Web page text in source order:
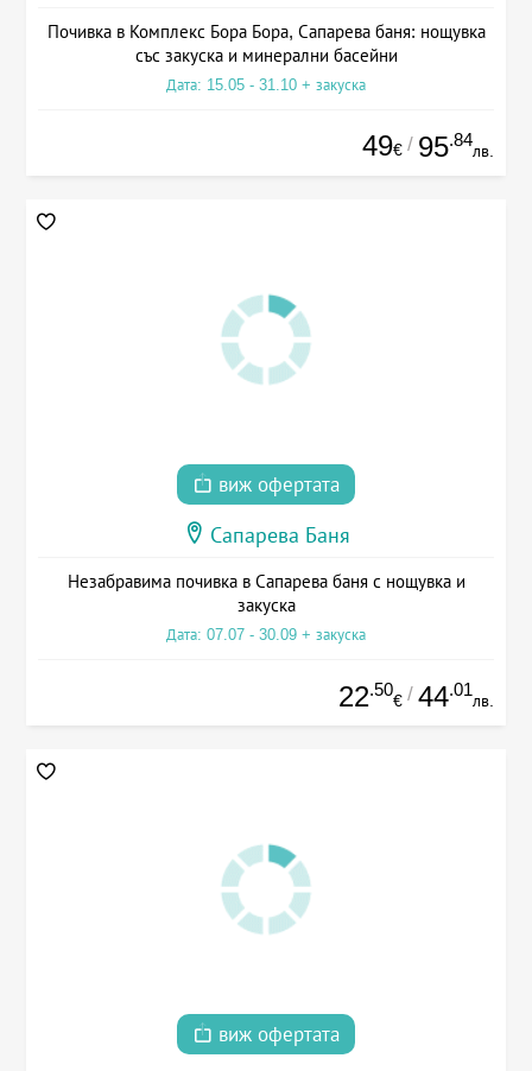
Почивка в Комплекс Бора Бора, Сапарева баня: нощувка
със закуска и минерални басейни
Дата: 15.05 - 31.10 + закуска
49€ / 95.84
лв.
виж офертата
Сапарева Баня
Незабравима почивка в Сапарева баня с нощувка и
закуска
Дата: 07.07 - 30.09 + закуска
22.50
€ / 44.01
лв.
виж офертата